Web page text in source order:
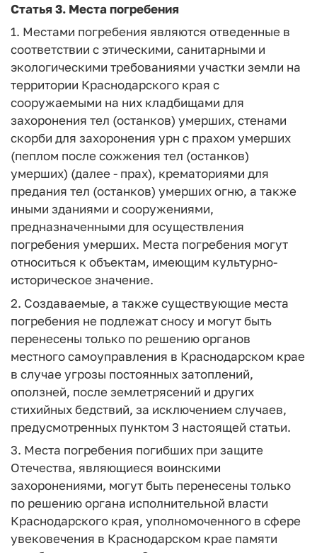
Статья 3. Места погребения
1. Местами погребения являются отведенные в
соответствии с этическими, санитарными и
экологическими требованиями участки земли на
территории Краснодарского края с
сооружаемыми на них кладбищами для
захоронения тел (останков) умерших, стенами
скорби для захоронения урн с прахом умерших
(пеплом после сожжения тел (останков)
умерших) (далее - прах), крематориями для
предания тел (останков) умерших огню, а также
иными зданиями и сооружениями,
предназначенными для осуществления
погребения умерших. Места погребения могут
относиться к объектам, имеющим культурно-
историческое значение.
2. Создаваемые, а также существующие места
погребения не подлежат сносу и могут быть
перенесены только по решению органов
местного самоуправления в Краснодарском крае
в случае угрозы постоянных затоплений,
оползней, после землетрясений и других
стихийных бедствий, за исключением случаев,
предусмотренных пунктом 3 настоящей статьи.
3. Места погребения погибших при защите
Отечества, являющиеся воинскими
захоронениями, могут быть перенесены только
по решению органа исполнительной власти
Краснодарского края, уполномоченного в сфере
увековечения в Краснодарском крае памяти